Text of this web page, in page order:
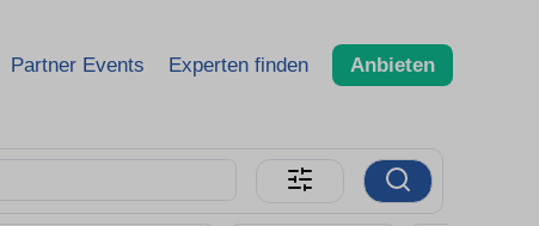
Partner Events Experten finden Anbieten